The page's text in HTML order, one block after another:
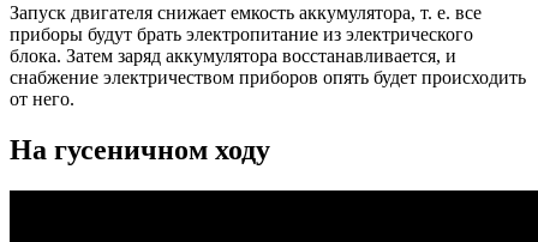
Запуск двигателя снижает емкость аккумулятора, т. е. все
приборы будут брать электропитание из электрического
блока. Затем заряд аккумулятора восстанавливается, и
снабжение электричеством приборов опять будет происходить
от него.
На гусеничном ходу